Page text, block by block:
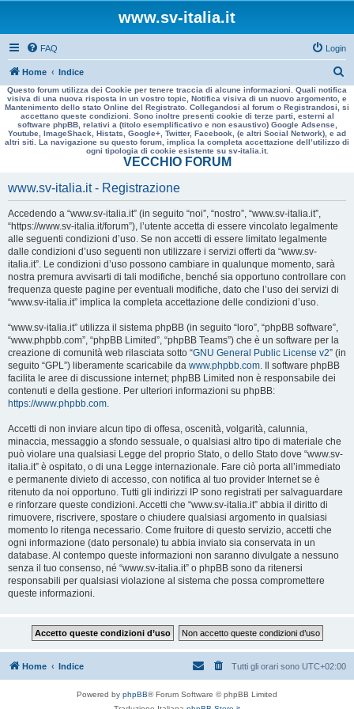
www.sv-italia.it
FAQ Login
Home Indice
e
r
a
Questo forum utilizza dei Cookie per tenere traccia di alcune informazioni. Quali notifica
visiva di una nuova risposta in un vostro topic, Notifica visiva di un nuovo argomento, e
Mantenimento dello stato Online del Registrato. Collegandosi al forum o Registrandosi, si
accettano queste condizioni. Sono inoltre presenti cookie di terze parti, esterni al
software phpBB, relativi a (titolo esemplificativo e non esaustivo) Google Adsense,
Youtube, ImageShack, Histats, Google+, Twitter, Facebook, (e altri Social Network), e ad
altri siti. La navigazione su questo forum, implica la completa accettazione dell’utilizzo di
ogni tipologia di cookie esistente su sv-italia.it.
VECCHIO FORUM
www.sv-italia.it - Registrazione
Accedendo a “www.sv-italia.it” (in seguito “noi”, “nostro”, “www.sv-italia.it”,
“https://www.sv-italia.it/forum”), l’utente accetta di essere vincolato legalmente
alle seguenti condizioni d’uso. Se non accetti di essere limitato legalmente
dalle condizioni d’uso seguenti non utilizzare i servizi offerti da “www.sv-
italia.it”. Le condizioni d’uso possono cambiare in qualunque momento, sarà
nostra premura avvisarti di tali modifiche, benché sia opportuno controllare con
frequenza queste pagine per eventuali modifiche, dato che l’uso dei servizi di
“www.sv-italia.it” implica la completa accettazione delle condizioni d’uso.
“www.sv-italia.it” utilizza il sistema phpBB (in seguito “loro”, “phpBB software”,
“www.phpbb.com”, “phpBB Limited”, “phpBB Teams”) che è un software per la
creazione di comunità web rilasciata sotto “GNU General Public License v2” (in
seguito “GPL”) liberamente scaricabile da www.phpbb.com. Il software phpBB
facilita le aree di discussione internet; phpBB Limited non è responsabile dei
contenuti e della gestione. Per ulteriori informazioni su phpBB:
https://www.phpbb.com.
Accetti di non inviare alcun tipo di offesa, oscenità, volgarità, calunnia,
minaccia, messaggio a sfondo sessuale, o qualsiasi altro tipo di materiale che
può violare una qualsiasi Legge del proprio Stato, o dello Stato dove “www.sv-
italia.it” è ospitato, o di una Legge internazionale. Fare ciò porta all’immediato
e permanente divieto di accesso, con notifica al tuo provider Internet se è
ritenuto da noi opportuno. Tutti gli indirizzi IP sono registrati per salvaguardare
e rinforzare queste condizioni. Accetti che “www.sv-italia.it” abbia il diritto di
rimuovere, riscrivere, spostare o chiudere qualsiasi argomento in qualsiasi
momento lo ritenga necessario. Come fruitore di questo servizio, accetti che
ogni informazione (dato personale) tu abbia inviato sia conservata in un
database. Al contempo queste informazioni non saranno divulgate a nessuno
senza il tuo consenso, né “www.sv-italia.it” o phpBB sono da ritenersi
responsabili per qualsiasi violazione al sistema che possa compromettere
queste informazioni.
Home Indice Tutti gli orari sono UTC+02:00
Powered by phpBB® Forum Software © phpBB Limited